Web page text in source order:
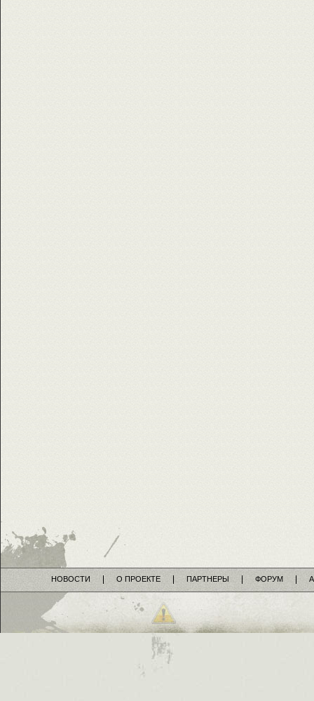
НОВОСТИ О ПРОЕКТЕ ПАРТНЕРЫ ФОРУМ